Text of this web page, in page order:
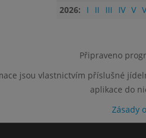
2026:
I II III IV V
Připraveno
jsou vlastnictvím příslušné
aplikace do
Zásady